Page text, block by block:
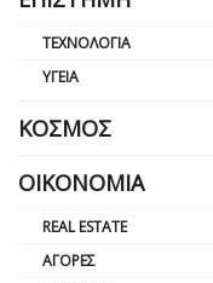
ΤΕΧΝΟΛΟΓΊΑ
ΥΓΕΊΑ
ΚΌΣΜΟΣ
ΟΙΚΟΝΟΜΊΑ
REAL ESTATE
ΑΓΟΡΈΣ